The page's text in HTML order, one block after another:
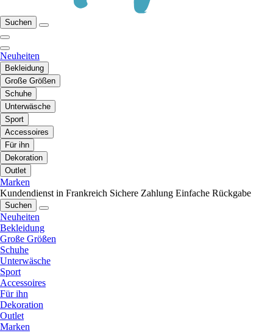
Suchen
Neuheiten
Bekleidung
Große Größen
Schuhe
Unterwäsche
Sport
Accessoires
Für ihn
Dekoration
Outlet
Marken
Kundendienst in Frankreich Sichere Zahlung Einfache Rückgabe
Suchen
Neuheiten
Bekleidung
Große Größen
Schuhe
Unterwäsche
Sport
Accessoires
Für ihn
Dekoration
Outlet
Marken